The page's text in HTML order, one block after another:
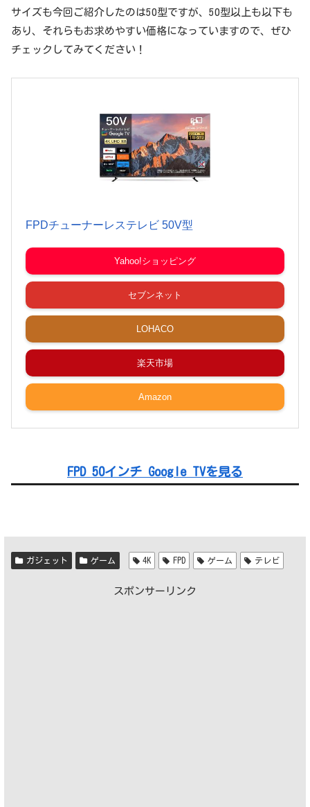
サイズも今回ご紹介したのは50型ですが、50型以上も以下も
あり、それらもお求めやすい価格になっていますので、ぜひ
チェックしてみてください！
FPDチューナーレステレビ 50V型
Yahoo!ショッピング
セブンネット
LOHACO
楽天市場
Amazon
FPD 50インチ Google TVを見る
ガジェット ゲーム 4K FPD ゲーム テレビ
スポンサーリンク